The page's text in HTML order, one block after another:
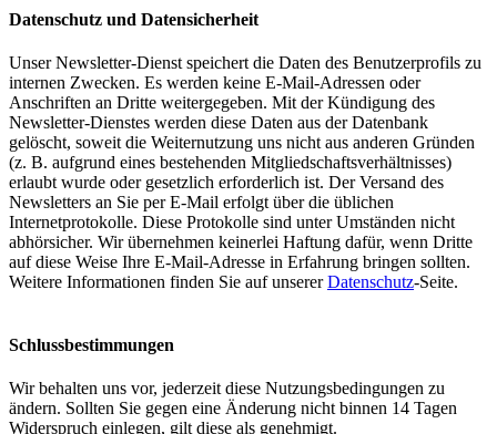
Datenschutz und Datensicherheit
Unser Newsletter-Dienst speichert die Daten des Benutzerprofils zu
internen Zwecken. Es werden keine E-Mail-Adressen oder
Anschriften an Dritte weitergegeben. Mit der Kündigung des
Newsletter-Dienstes werden diese Daten aus der Datenbank
gelöscht, soweit die Weiternutzung uns nicht aus anderen Gründen
(z. B. aufgrund eines bestehenden Mitgliedschaftsverhältnisses)
erlaubt wurde oder gesetzlich erforderlich ist. Der Versand des
Newsletters an Sie per E-Mail erfolgt über die üblichen
Internetprotokolle. Diese Protokolle sind unter Umständen nicht
abhörsicher. Wir übernehmen keinerlei Haftung dafür, wenn Dritte
auf diese Weise Ihre E-Mail-Adresse in Erfahrung bringen sollten.
Weitere Informationen finden Sie auf unsererDatenschutz-Seite.
Schlussbestimmungen
Wir behalten uns vor, jederzeit diese Nutzungsbedingungen zu
ändern. Sollten Sie gegen eine Änderung nicht binnen 14 Tagen
Widerspruch einlegen, gilt diese als genehmigt.